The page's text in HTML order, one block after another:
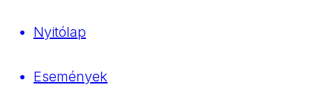
Nyitólap
Események